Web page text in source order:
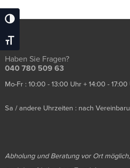
Umschalten Auf Hohe Kontraste
Schrift Vergrößern
Haben Sie Fragen?
040 780 509 63
Mo-Fr : 10:00 - 13:00 Uhr + 14:00 - 17:00
Sa / andere Uhrzeiten : nach
Abholung und Beratung vor Ort